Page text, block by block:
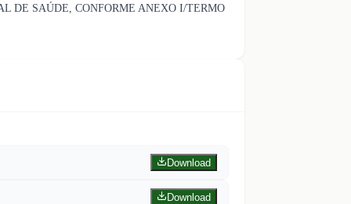
DE SAÚDE, CONFORME ANEXO I/TERMO
Download
Download